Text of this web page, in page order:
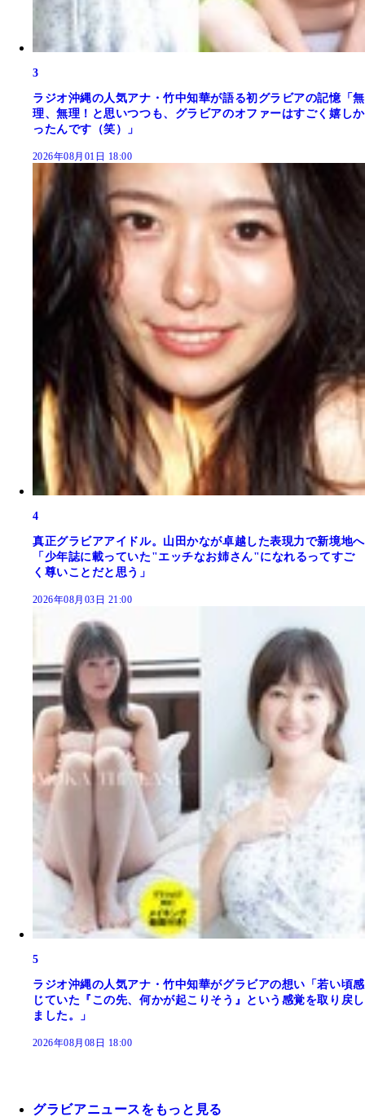
3
ラジオ沖縄の人気アナ・竹中知華が語る初グラビアの記憶「無
理、無理！と思いつつも、グラビアのオファーはすごく嬉しか
ったんです（笑）」
2026年08月01日 18:00
4
真正グラビアアイドル。山田かなが卓越した表現力で新境地へ
「少年誌に載っていた"エッチなお姉さん"になれるってすご
く尊いことだと思う」
2026年08月03日 21:00
5
ラジオ沖縄の人気アナ・竹中知華がグラビアの想い「若い頃感
じていた『この先、何かが起こりそう』という感覚を取り戻し
ました。」
2026年08月08日 18:00
グラビアニュースをもっと見る